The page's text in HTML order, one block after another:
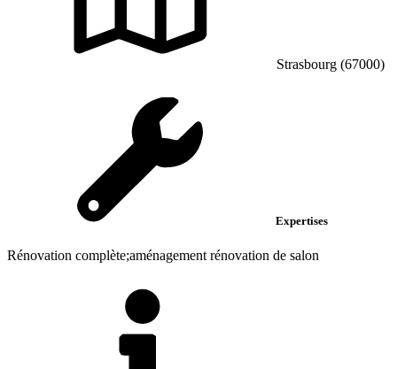
Strasbourg (67000)
Expertises
Rénovation complète;aménagement rénovation de salon